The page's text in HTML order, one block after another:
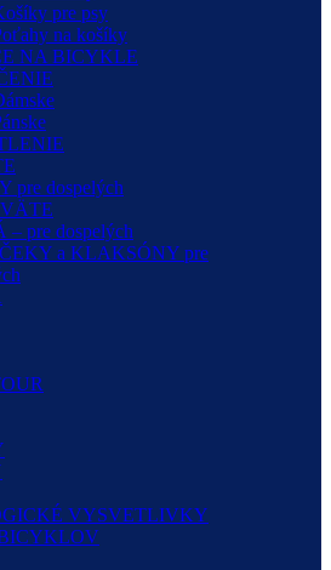
pre psy
na košíky
NA BICYKLE
pre dospelých
– pre dospelých
a KLAKSÓNY pre
VYSVETLIVKY